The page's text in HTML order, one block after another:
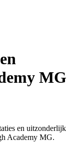
MG
en uitzonderlijk
Academy MG.